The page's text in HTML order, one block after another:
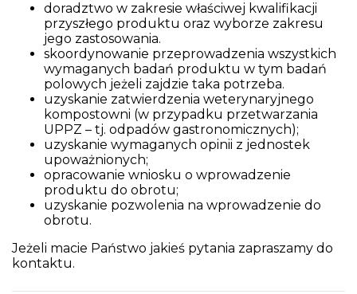
doradztwo w zakresie właściwej kwalifikacji
przyszłego produktu oraz wyborze zakresu
jego zastosowania.
skoordynowanie przeprowadzenia wszystkich
wymaganych badań produktu w tym badań
polowych jeżeli zajdzie taka potrzeba.
uzyskanie zatwierdzenia weterynaryjnego
kompostowni (w przypadku przetwarzania
UPPZ – tj. odpadów gastronomicznych);
uzyskanie wymaganych opinii z jednostek
upoważnionych;
opracowanie wniosku o wprowadzenie
produktu do obrotu;
uzyskanie pozwolenia na wprowadzenie do
obrotu.
Jeżeli macie Państwo jakieś pytania zapraszamy do
kontaktu.